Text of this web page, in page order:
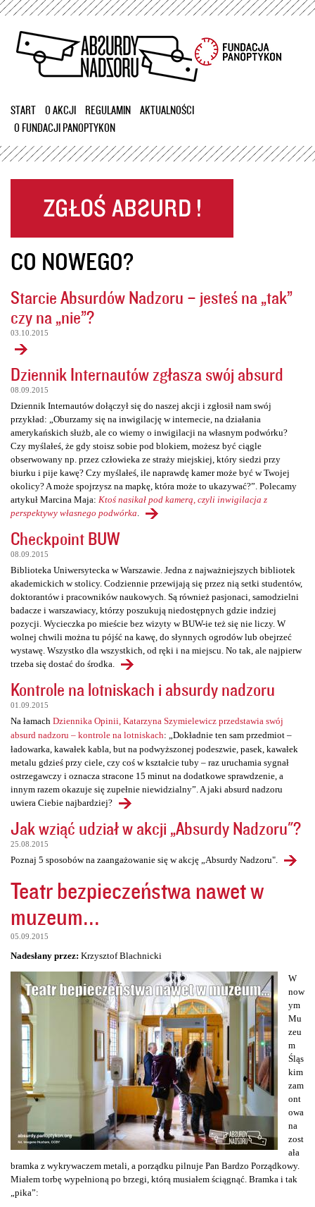
Przejdź
treści
START O AKCJI REGULAMIN
AKTUALNOŚCI
O FUNDACJI PANOPTYKON
CO NOWEGO?
Starcie Absurdów Nadzoru – jesteś na „tak”
czy na „nie”?
03.10.2015
Dziennik Internautów zgłasza swój absurd
08.09.2015
Dziennik Internautów dołączył się do naszej akcji i zgłosił nam swój
przykład: „Oburzamy się na inwigilację w internecie, na działania
amerykańskich służb, ale co wiemy o inwigilacji na własnym podwórku?
Czy myślałeś, że gdy stoisz sobie pod blokiem, możesz być ciągle
obserwowany np. przez człowieka ze straży miejskiej, który siedzi przy
biurku i pije kawę? Czy myślałeś, ile naprawdę kamer może być w Twojej
okolicy? A może spojrzysz na mapkę, która może to ukazywać?”. Polecamy
artykuł Marcina Maja: Ktoś nasikał pod kamerą, czyli inwigilacja z
perspektywy własnego podwórka
Checkpoint BUW
08.09.2015
Biblioteka Uniwersytecka w Warszawie. Jedna z najważniejszych bibliotek
akademickich w stolicy. Codziennie przewijają się przez nią setki studentów,
doktorantów i pracowników naukowych. Są również pasjonaci, samodzielni
badacze i warszawiacy, którzy poszukują niedostępnych gdzie indziej
pozycji. Wycieczka po mieście bez wizyty w BUW-ie też się nie liczy. W
wolnej chwili można tu pójść na kawę, do słynnych ogrodów lub obejrzeć
wystawę. Wszystko dla wszystkich, od ręki i na miejscu. No tak, ale najpierw
trzeba się dostać do środka.
Kontrole na lotniskach i absurdy nadzoru
01.09.2015
Na łamach Dziennika Opinii, Katarzyna Szymielewicz przedstawia swój
absurd nadzoru – kontrole na lotniskach: „Dokładnie ten sam przedmiot –
ładowarka, kawałek kabla, but na podwyższonej podeszwie, pasek, kawałek
metalu gdzieś przy ciele, czy coś w kształcie tuby – raz uruchamia sygnał
ostrzegawczy i oznacza stracone 15 minut na dodatkowe sprawdzenie, a
innym razem okazuje się zupełnie niewidzialny”. A jaki absurd nadzoru
uwiera Ciebie najbardziej?
Jak wziąć udział w akcji „Absurdy Nadzoru"?
25.08.2015
Poznaj 5 sposobów na zaangażowanie się w akcję „Absurdy Nadzoru".
Teatr bezpieczeństwa nawet w
muzeum...
05.09.2015
Nadesłany przez: Krzysztof Blachnicki
W
now
ym
Mu
zeu
m
Śląs
kim
zam
ont
owa
na
zost
ała
bramka z wykrywaczem metali, a porządku pilnuje Pan Bardzo Porządkowy.
Miałem torbę wypełnioną po brzegi, którą musiałem ściągnąć. Bramka i tak
„pika”: